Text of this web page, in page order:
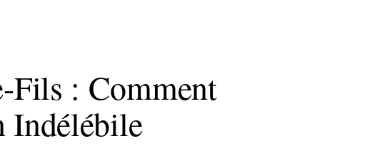
Fils : Comment
Indélébile